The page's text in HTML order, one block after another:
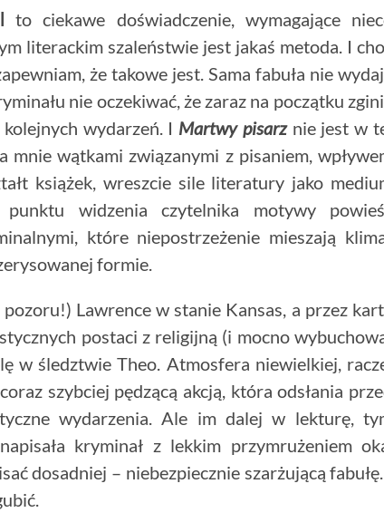
to ciekawe doświadczenie, wymagające
literackim szaleństwie jest jakaś metoda. I
że takowe jest. Sama fabuła nie
nie oczekiwać, że zaraz na początku
wydarzeń. I Martwy pisarznie jest w
wątkami związanymi z pisaniem,
książek, wreszcie sile literatury jako
punktu widzenia czytelnika motywy
które niepostrzeżenie mieszają
formie.
Lawrence w stanie Kansas, a przez
postaci z religijną (i mocno
w śledztwie Theo. Atmosfera niewielkiej,
szybciej pędzącą akcją, która odsłania
wydarzenia. Ale im dalej w lekturę,
napisała kryminał z lekkim przymrużeniem
dosadniej – niebezpiecznie szarżującą